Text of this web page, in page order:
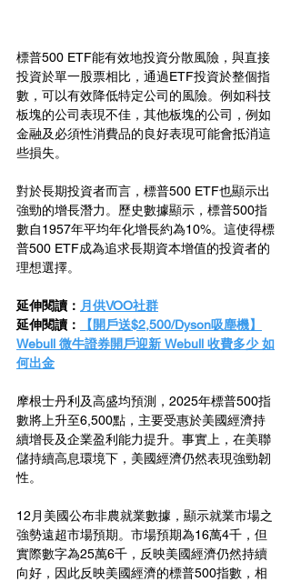
標普500 ETF能有效地投資分散風險，與直接
投資於單一股票相比，通過ETF投資於整個指
數，可以有效降低特定公司的風險。例如科技
板塊的公司表現不佳，其他板塊的公司，例如
金融及必須性消費品的良好表現可能會抵消這
些損失。
對於長期投資者而言，標普500 ETF也顯示出
強勁的增長潛力。歷史數據顯示，標普500指
數自1957年平均年化增長約為10%。這使得標
普500 ETF成為追求長期資本增值的投資者的
理想選擇。
延伸閱讀： 月供VOO社群
延伸閱讀：
【開戶送$2,500/Dyson吸塵機】
Webull 微牛證券開戶迎新 Webull 收費多少 如
何出金
摩根士丹利及高盛均預測，2025年標普500指
數將上升至6,500點，主要受惠於美國經濟持
續增長及企業盈利能力提升。事實上，在美聯
儲持續高息環境下，美國經濟仍然表現強勁韌
性。
12月美國公布非農就業數據，顯示就業市場之
強勢遠超市場預期。市場預期為16萬4千，但
實際數字為25萬6千，反映美國經濟仍然持續
向好，因此反映美國經濟的標普500指數，相